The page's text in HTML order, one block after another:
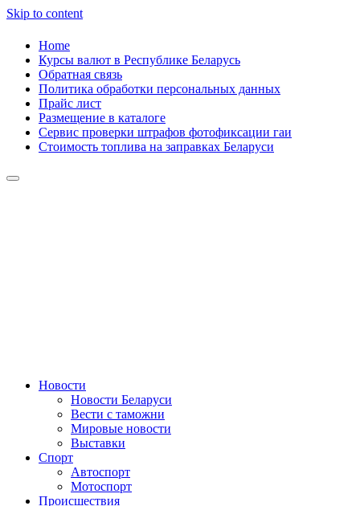
Skip to content
Home
Курсы валют в Республике Беларусь
Обратная связь
Политика обработки персональных данных
Прайс лист
Размещение в каталоге
Сервис проверки штрафов фотофиксации гаи
Стоимость топлива на заправках Беларуси
Сайт про автомобили
Новости
Новости Беларуси
Вести с таможни
Мировые новости
Выставки
Спорт
Автоспорт
Мотоспорт
Происшествия